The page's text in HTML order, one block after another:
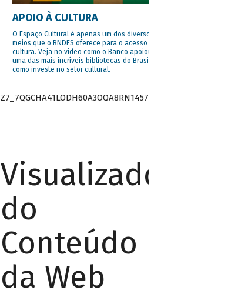
APOIO À CULTURA
O Espaço Cultural é apenas um dos diversos
meios que o BNDES oferece para o acesso à
cultura. Veja no vídeo como o Banco apoiou
uma das mais incríveis bibliotecas do Brasil e
como investe no setor cultural.
Z7_7QGCHA41LODH60A3OQA8RN1457
Visualizador
do
Conteúdo
da Web